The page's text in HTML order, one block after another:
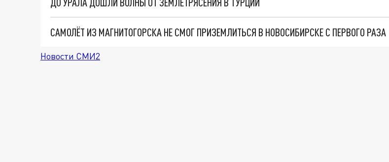
САМОЛЁТ ИЗ МАГНИТОГОРСКА НЕ СМОГ ПРИЗЕМЛИТЬСЯ В НОВОСИБИРСКЕ С ПЕРВОГО РАЗА
Новости СМИ2